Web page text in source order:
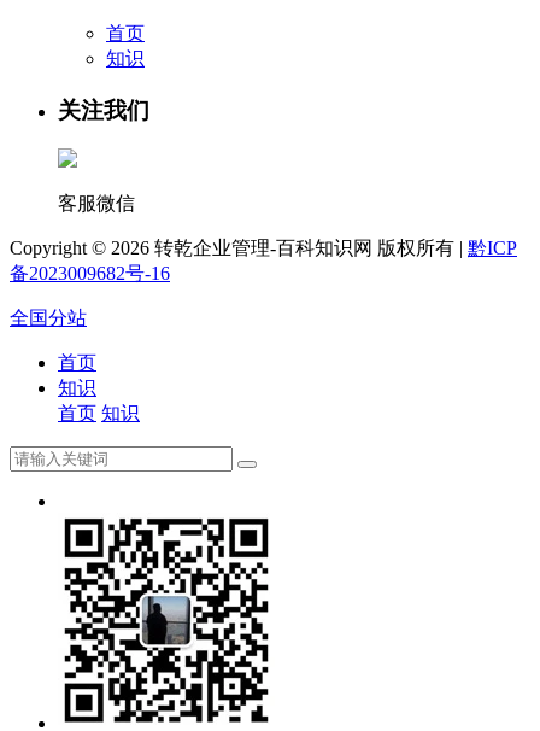
首页
知识
关注我们
客服微信
Copyright © 2026 转乾企业管理-百科知识网 版权所有 | 黔ICP
备2023009682号-16
全国分站
首页
知识
首页 知识